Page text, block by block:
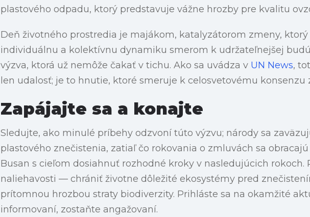
plastového odpadu, ktorý predstavuje vážne hrozby pre kvalitu
Deň životného prostredia je majákom, katalyzátorom zmeny, ktorý
individuálnu a kolektívnu dynamiku smerom k udržateľnejšej
výzva, ktorá už nemôže čakať v tichu. Ako sa uvádza v UN News,
len udalosť; je to hnutie, ktoré smeruje k celosvetovému konsenzu
Zapájajte sa a konajte
Sledujte, ako minulé príbehy odzvoní túto výzvu; národy sa
plastového znečistenia, zatiaľ čo rokovania o zmluvách sa
Busan s cieľom dosiahnuť rozhodné kroky v nasledujúcich rokoch.
naliehavosti — chrániť životne dôležité ekosystémy pred
prítomnou hrozbou straty biodiverzity. Prihláste sa na okamžité
informovaní, zostaňte angažovaní.